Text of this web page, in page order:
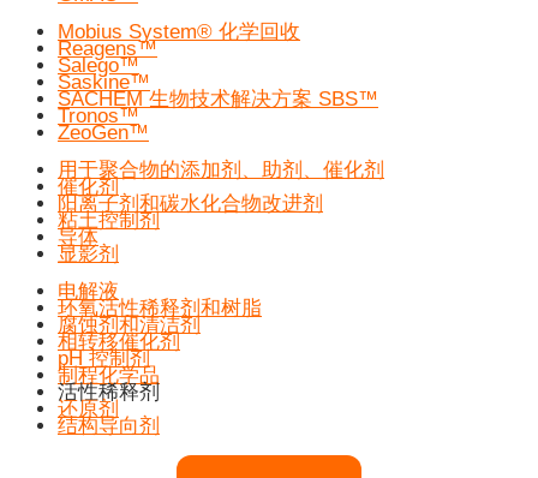
Mobius System® 化学回收
Reagens™
Salego™
Saskine™
SACHEM 生物技术解决方案 SBS™
Tronos™
ZeoGen™
用于聚合物的添加剂、助剂、催化剂
催化剂
阳离子剂和碳水化合物改进剂
粘土控制剂
导体
显影剂
电解液
环氧活性稀释剂和树脂
腐蚀剂和清洁剂
相转移催化剂
pH 控制剂
制程化学品
活性稀释剂
还原剂
结构导向剂